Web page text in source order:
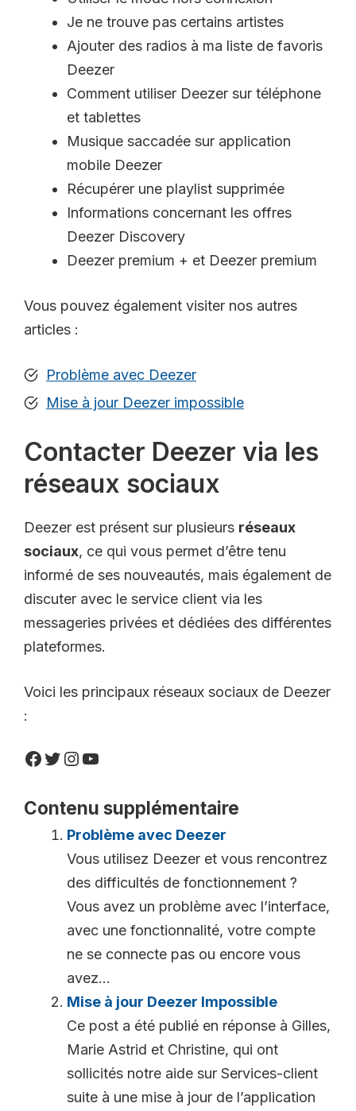
Je ne trouve pas certains artistes
Ajouter des radios à ma liste de favoris
Deezer
Comment utiliser Deezer sur téléphone
et tablettes
Musique saccadée sur application
mobile Deezer
Récupérer une playlist supprimée
Informations concernant les offres
Deezer Discovery
Deezer premium + et Deezer premium
Vous pouvez également visiter nos autres
articles :
Problème avec Deezer
Mise à jour Deezer impossible
Contacter Deezer via les
réseaux sociaux
Deezer est présent sur plusieurs réseaux
sociaux, ce qui vous permet d’être tenu
informé de ses nouveautés, mais également de
discuter avec le service client via les
messageries privées et dédiées des différentes
plateformes.
Voici les principaux réseaux sociaux de Deezer
:
Facebook
Twitter
Instagram
YouTube
Contenu supplémentaire
Problème avec Deezer
Vous utilisez Deezer et vous rencontrez
des difficultés de fonctionnement ?
Vous avez un problème avec l’interface,
avec une fonctionnalité, votre compte
ne se connecte pas ou encore vous
avez...
Mise à jour Deezer Impossible
Ce post a été publié en réponse à Gilles,
Marie Astrid et Christine, qui ont
sollicités notre aide sur Services-client
suite à une mise à jour de l’application